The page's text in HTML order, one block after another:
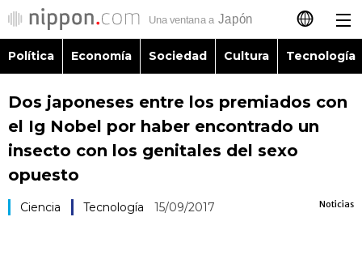
日本語
English
简体字
Política
Economía
Política Economía Sociedad Cultura Tecnología
Dos japoneses entre los premiados con
el Ig Nobel por haber encontrado un
insecto con los genitales del sexo
opuesto
Noticias
Ciencia Tecnología 15/09/2017